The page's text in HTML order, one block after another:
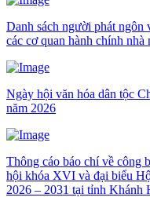
Danh sách người phát ngôn
các cơ quan hành chính
Ngày hội văn hóa dân tộc
năm 2026
Thông cáo báo chí về công
hội khóa XVI và đại biểu
2026 – 2031 tại tỉnh Khánh